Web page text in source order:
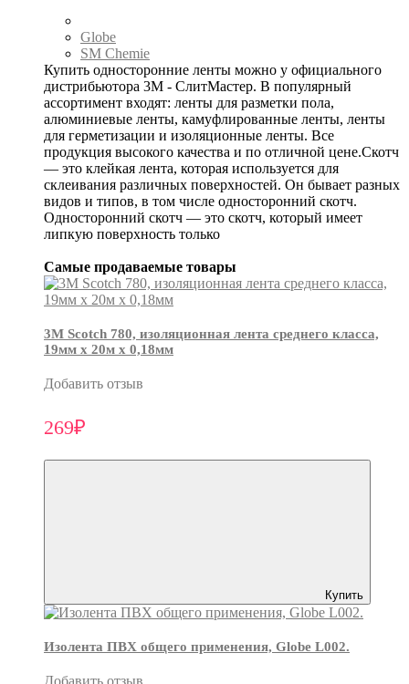
Globe
SM Chemie
Купить односторонние ленты можно у официального
дистрибьютора 3М - СлитМастер. В популярный
ассортимент входят: ленты для разметки пола,
алюминиевые ленты, камуфлированные ленты, ленты
для герметизации и изоляционные ленты. Все
продукция высокого качества и по отличной цене.Скотч
— это клейкая лента, которая используется для
склеивания различных поверхностей. Он бывает разных
видов и типов, в том числе односторонний скотч.
Односторонний скотч — это скотч, который имеет
липкую поверхность только
Самые продаваемые товары
3М Scotch 780, изоляционная лента среднего класса,
19мм х 20м х 0,18мм
Добавить отзыв
269₽
Купить
Изолента ПВХ общего применения, Globe L002.
Добавить отзыв